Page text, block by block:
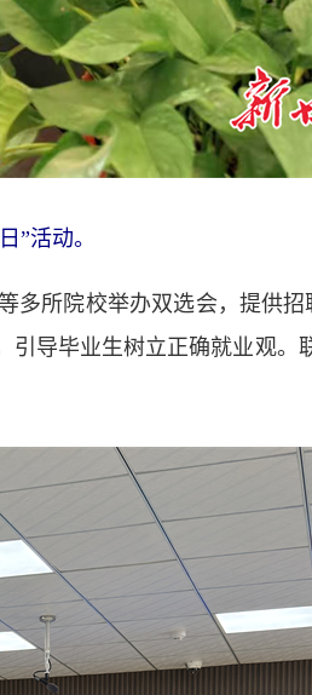
”活动。
所院校举办双选会，提供招
导毕业生树立正确就业观。